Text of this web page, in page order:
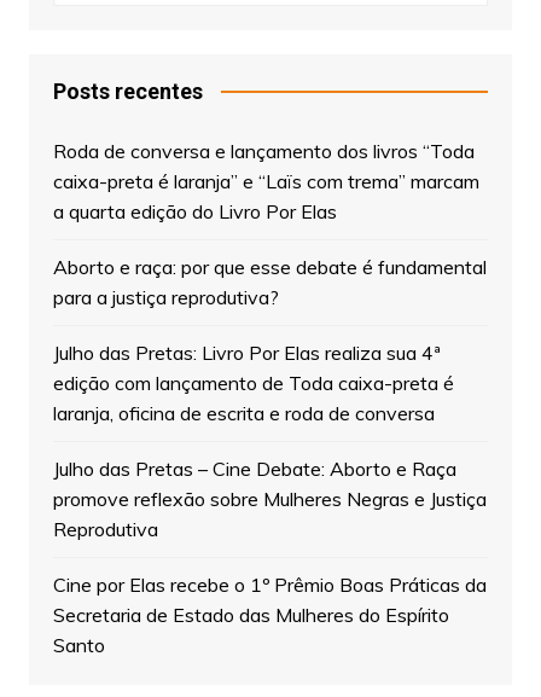
Posts recentes
Roda de conversa e lançamento dos livros “Toda
caixa-preta é laranja” e “Laïs com trema” marcam
a quarta edição do Livro Por Elas
Aborto e raça: por que esse debate é fundamental
para a justiça reprodutiva?
Julho das Pretas: Livro Por Elas realiza sua 4ª
edição com lançamento de Toda caixa-preta é
laranja, oficina de escrita e roda de conversa
Julho das Pretas – Cine Debate: Aborto e Raça
promove reflexão sobre Mulheres Negras e Justiça
Reprodutiva
Cine por Elas recebe o 1º Prêmio Boas Práticas da
Secretaria de Estado das Mulheres do Espírito
Santo